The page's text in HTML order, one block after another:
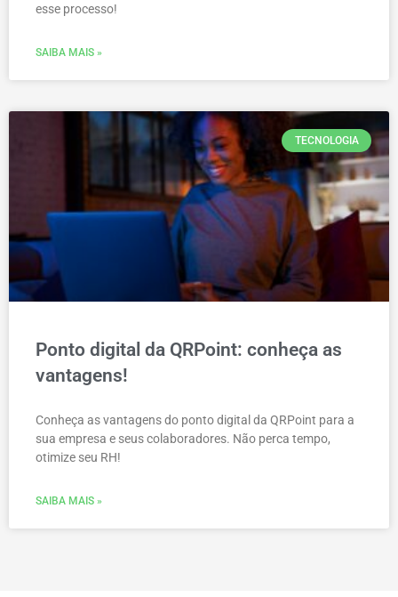
esse processo!
SAIBA MAIS »
TECNOLOGIA
Ponto digital da QRPoint: conheça as
vantagens!
Conheça as vantagens do ponto digital da QRPoint para a
sua empresa e seus colaboradores. Não perca tempo,
otimize seu RH!
SAIBA MAIS »